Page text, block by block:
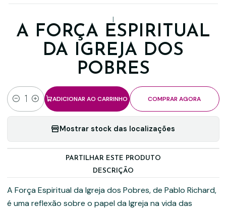
|
A FORÇA ESPIRITUAL
DA IGREJA DOS
POBRES
Quantidade
ADICIONAR AO CARRINHO COMPRAR AGORA
Mostrar stock das localizações
PARTILHAR ESTE PRODUTO
DESCRIÇÃO
A Força Espiritual da Igreja dos Pobres, de Pablo Richard,
é uma reflexão sobre o papel da Igreja na vida das